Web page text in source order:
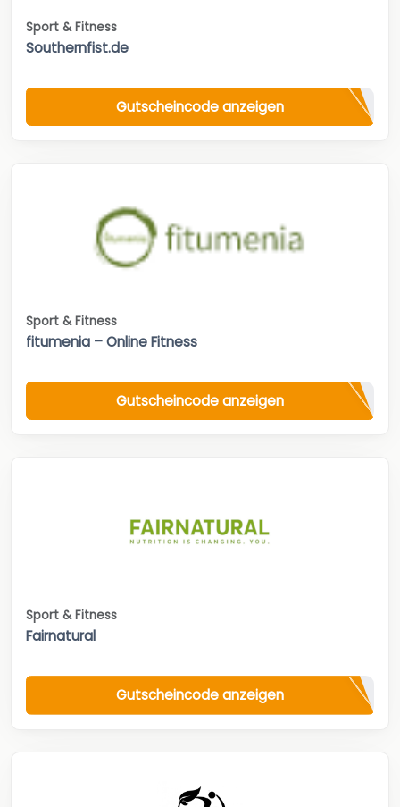
Sport & Fitness
Southernfist.de
Gutscheincode anzeigen
Sport & Fitness
fitumenia – Online Fitness
Gutscheincode anzeigen
Sport & Fitness
Fairnatural
Gutscheincode anzeigen